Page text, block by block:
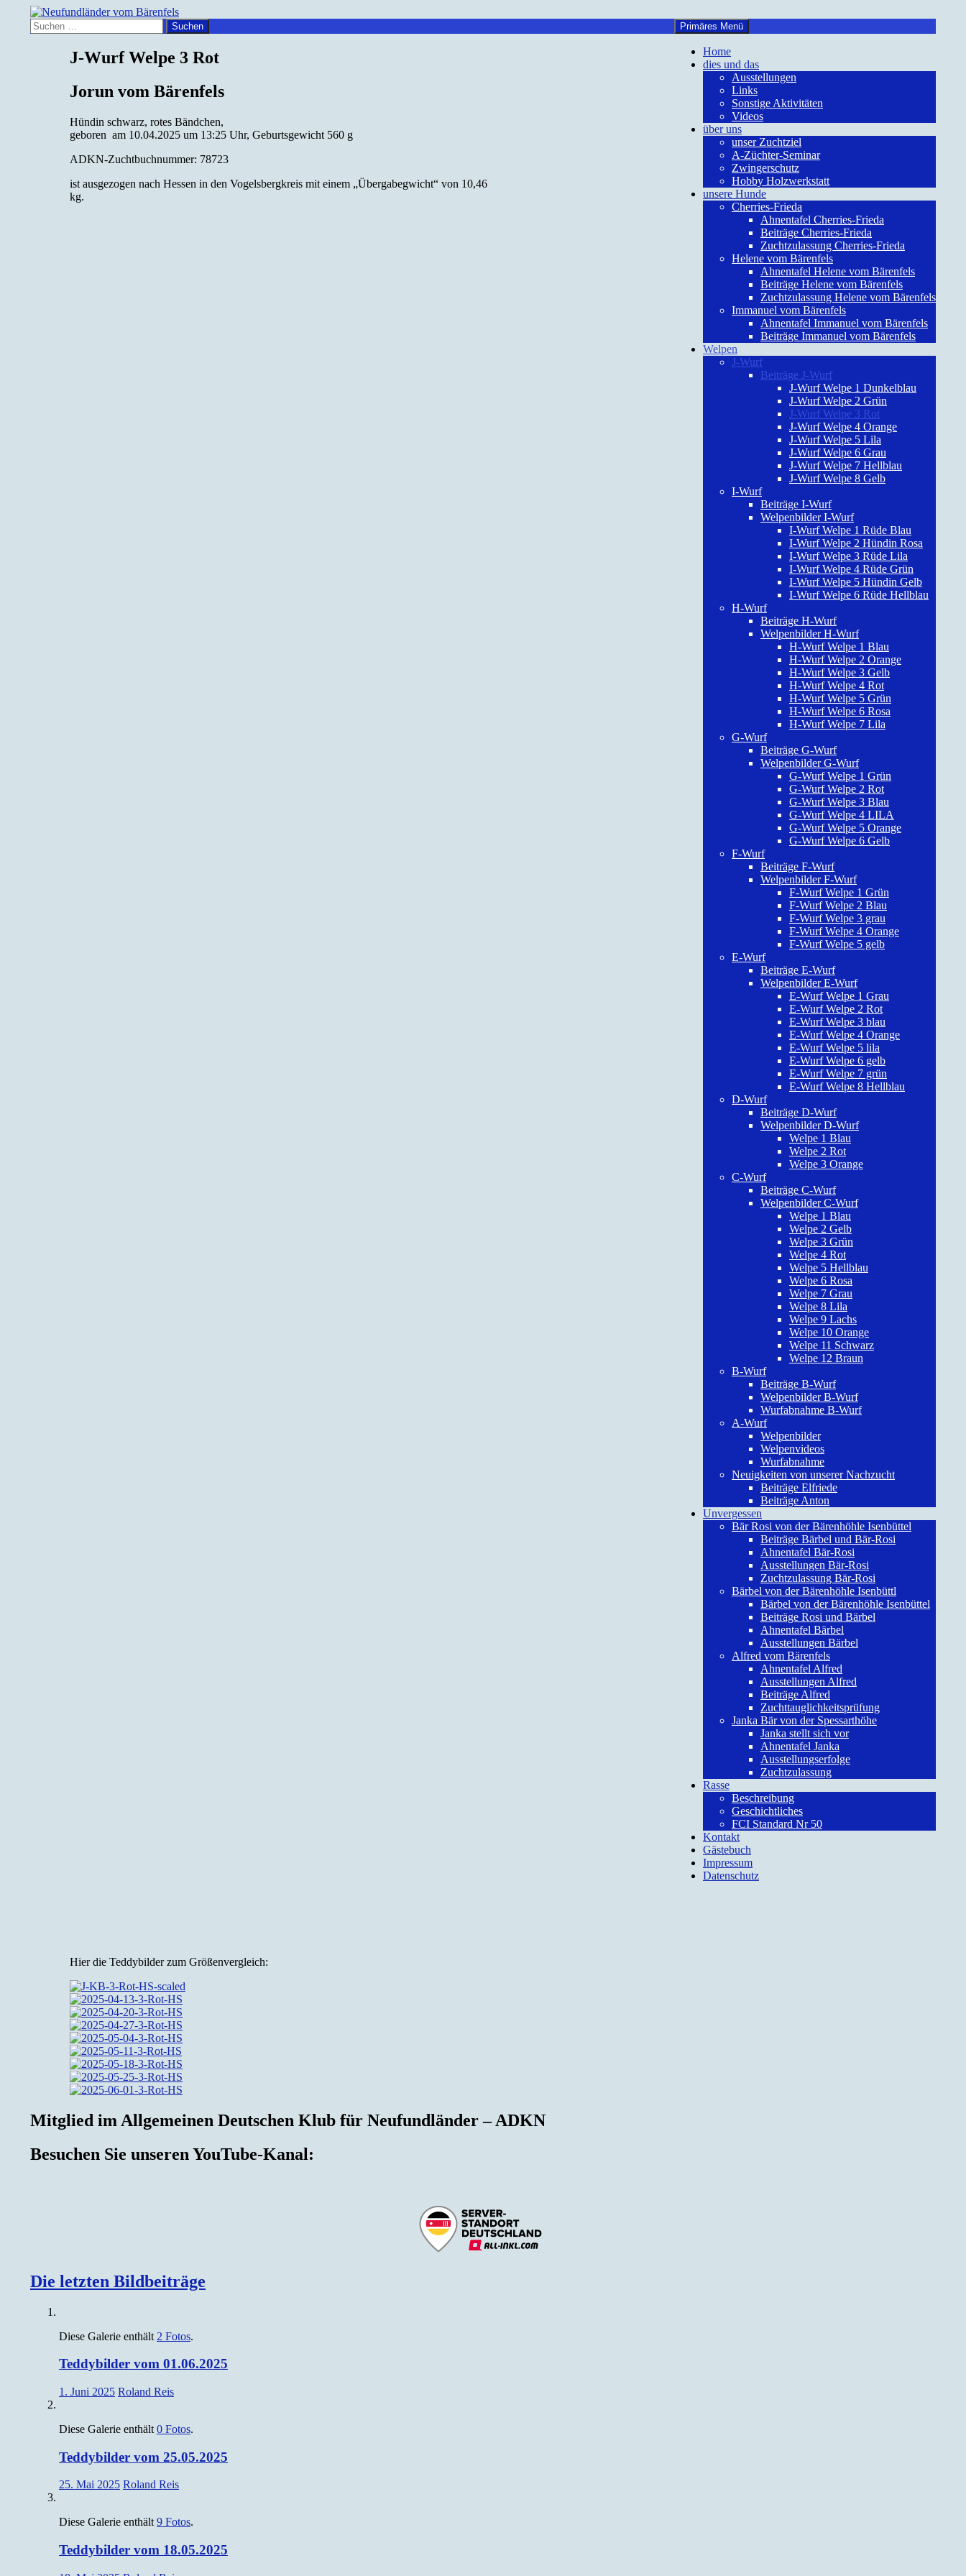
springenNeufundländer vom Bärenfels
Suchen Primäres Menü
Home
dies und das
Ausstellungen
Links
Sonstige Aktivitäten
Videos
über uns
unser Zuchtziel
A-Züchter-Seminar
Zwingerschutz
Hobby Holzwerkstatt
unsere Hunde
Cherries-Frieda
Ahnentafel Cherries-Frieda
Beiträge Cherries-Frieda
Zuchtzulassung Cherries-Frieda
Helene vom Bärenfels
Ahnentafel Helene vom Bärenfels
Beiträge Helene vom Bärenfels
Zuchtzulassung Helene vom Bärenfels
Immanuel vom Bärenfels
Ahnentafel Immanuel vom Bärenfels
Beiträge Immanuel vom Bärenfels
Welpen
J-Wurf
Beiträge J-Wurf
J-Wurf Welpe 1 Dunkelblau
J-Wurf Welpe 2 Grün
J-Wurf Welpe 3 Rot
J-Wurf Welpe 4 Orange
J-Wurf Welpe 5 Lila
J-Wurf Welpe 6 Grau
J-Wurf Welpe 7 Hellblau
J-Wurf Welpe 8 Gelb
I-Wurf
Beiträge I-Wurf
Welpenbilder I-Wurf
I-Wurf Welpe 1 Rüde Blau
I-Wurf Welpe 2 Hündin Rosa
I-Wurf Welpe 3 Rüde Lila
I-Wurf Welpe 4 Rüde Grün
I-Wurf Welpe 5 Hündin Gelb
I-Wurf Welpe 6 Rüde Hellblau
H-Wurf
Beiträge H-Wurf
Welpenbilder H-Wurf
H-Wurf Welpe 1 Blau
H-Wurf Welpe 2 Orange
H-Wurf Welpe 3 Gelb
H-Wurf Welpe 4 Rot
H-Wurf Welpe 5 Grün
H-Wurf Welpe 6 Rosa
H-Wurf Welpe 7 Lila
G-Wurf
Beiträge G-Wurf
Welpenbilder G-Wurf
G-Wurf Welpe 1 Grün
G-Wurf Welpe 2 Rot
G-Wurf Welpe 3 Blau
G-Wurf Welpe 4 LILA
G-Wurf Welpe 5 Orange
G-Wurf Welpe 6 Gelb
F-Wurf
Beiträge F-Wurf
Welpenbilder F-Wurf
F-Wurf Welpe 1 Grün
F-Wurf Welpe 2 Blau
F-Wurf Welpe 3 grau
F-Wurf Welpe 4 Orange
F-Wurf Welpe 5 gelb
E-Wurf
Beiträge E-Wurf
Welpenbilder E-Wurf
E-Wurf Welpe 1 Grau
E-Wurf Welpe 2 Rot
E-Wurf Welpe 3 blau
E-Wurf Welpe 4 Orange
E-Wurf Welpe 5 lila
E-Wurf Welpe 6 gelb
E-Wurf Welpe 7 grün
E-Wurf Welpe 8 Hellblau
D-Wurf
Beiträge D-Wurf
Welpenbilder D-Wurf
Welpe 1 Blau
Welpe 2 Rot
Welpe 3 Orange
C-Wurf
Beiträge C-Wurf
Welpenbilder C-Wurf
Welpe 1 Blau
Welpe 2 Gelb
Welpe 3 Grün
Welpe 4 Rot
Welpe 5 Hellblau
Welpe 6 Rosa
Welpe 7 Grau
Welpe 8 Lila
Welpe 9 Lachs
Welpe 10 Orange
Welpe 11 Schwarz
Welpe 12 Braun
B-Wurf
Beiträge B-Wurf
Welpenbilder B-Wurf
Wurfabnahme B-Wurf
A-Wurf
Welpenbilder
Welpenvideos
Wurfabnahme
Neuigkeiten von unserer Nachzucht
Beiträge Elfriede
Beiträge Anton
Unvergessen
Bär Rosi von der Bärenhöhle Isenbüttel
Beiträge Bärbel und Bär-Rosi
Ahnentafel Bär-Rosi
Ausstellungen Bär-Rosi
Zuchtzulassung Bär-Rosi
Bärbel von der Bärenhöhle Isenbüttl
Bärbel von der Bärenhöhle Isenbüttel
Beiträge Rosi und Bärbel
Ahnentafel Bärbel
Ausstellungen Bärbel
Alfred vom Bärenfels
Ahnentafel Alfred
Ausstellungen Alfred
Beiträge Alfred
Zuchttauglichkeitsprüfung
Janka Bär von der Spessarthöhe
Janka stellt sich vor
Ahnentafel Janka
Ausstellungserfolge
Zuchtzulassung
Rasse
Beschreibung
Geschichtliches
FCI Standard Nr 50
Kontakt
Gästebuch
Impressum
Datenschutz
Suchen
nach:
J-Wurf Welpe 3 Rot
Jorun vom Bärenfels
Hündin schwarz, rotes Bändchen,
geboren am 10.04.2025 um 13:25 Uhr, Geburtsgewicht 560 g
ADKN-Zuchtbuchnummer: 78723
ist ausgezogen nach Hessen in den Vogelsbergkreis mit einem „Übergabegwicht“ von 10,46
kg.
Hier die Teddybilder zum Größenvergleich:
Mitglied im Allgemeinen Deutschen Klub für Neufundländer – ADKN
Besuchen Sie unseren YouTube-Kanal:
Die letzten Bildbeiträge
Diese Galerie enthält 2 Fotos.
Teddybilder vom 01.06.2025
1. Juni 2025 Roland Reis
Diese Galerie enthält 0 Fotos.
Teddybilder vom 25.05.2025
25. Mai 2025 Roland Reis
Diese Galerie enthält9 Fotos.
Teddybilder vom 18.05.2025